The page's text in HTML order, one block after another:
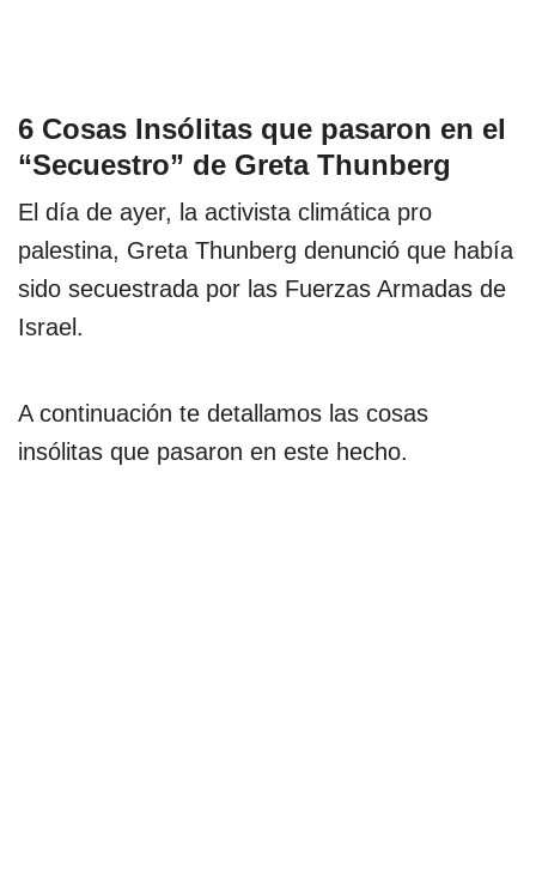
6 Cosas Insólitas que pasaron en el
“Secuestro” de Greta Thunberg
El día de ayer, la activista climática pro
palestina, Greta Thunberg denunció que había
sido secuestrada por las Fuerzas Armadas de
Israel.
A continuación te detallamos las cosas
insólitas que pasaron en este hecho.